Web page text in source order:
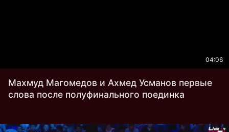
04:06
Махмуд Магомедов и Ахмед Усманов первые
слова после полуфинального поединка